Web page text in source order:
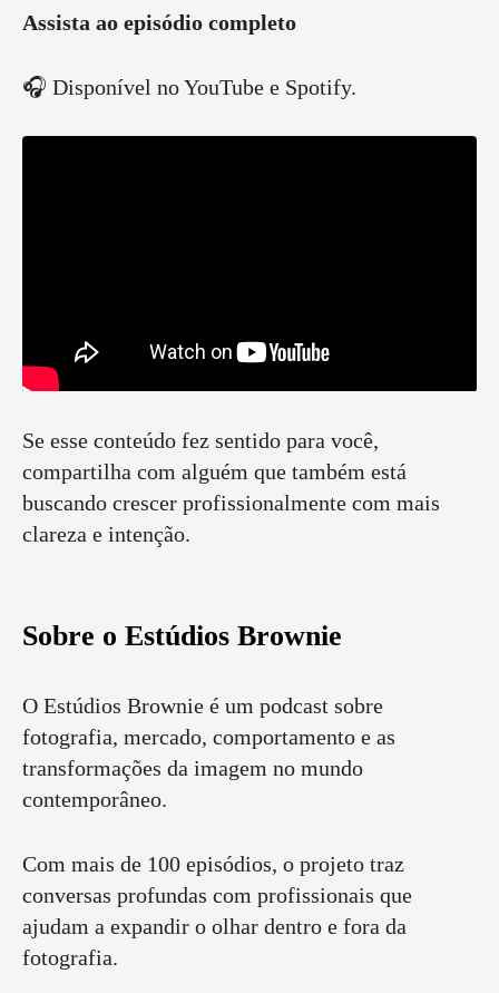
Assista ao episódio completo
🎧 Disponível no YouTube e Spotify.
Se esse conteúdo fez sentido para você,
compartilha com alguém que também está
buscando crescer profissionalmente com mais
clareza e intenção.
Sobre o Estúdios Brownie
O Estúdios Brownie é um podcast sobre
fotografia, mercado, comportamento e as
transformações da imagem no mundo
contemporâneo.
Com mais de 100 episódios, o projeto traz
conversas profundas com profissionais que
ajudam a expandir o olhar dentro e fora da
fotografia.